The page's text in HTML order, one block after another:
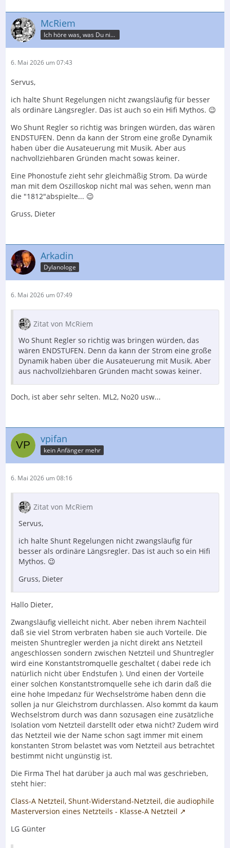
McRiem
Ich höre was, was Du nicht misst.
6. Mai 2026 um 07:43
Servus,
ich halte Shunt Regelungen nicht zwangsläufig für besser
als ordinäre Längsregler. Das ist auch so ein Hifi Mythos. 😉
Wo Shunt Regler so richtig was bringen würden, das wären
ENDSTUFEN. Denn da kann der Strom eine große Dynamik
haben über die Ausateuerung mit Musik. Aber aus
nachvollziehbaren Gründen macht sowas keiner.
Eine Phonostufe zieht sehr gleichmäßig Strom. Da würde
man mit dem Oszilloskop nicht mal was sehen, wenn man
die "1812"abspielte... 😉
Gruss, Dieter
Arkadin
Dylanologe
6. Mai 2026 um 07:49
Zitat von McRiem
Wo Shunt Regler so richtig was bringen würden, das
wären ENDSTUFEN. Denn da kann der Strom eine große
Dynamik haben über die Ausateuerung mit Musik. Aber
aus nachvollziehbaren Gründen macht sowas keiner.
Doch, ist aber sehr selten. ML2, No20 usw...
vpifan
kein Anfänger mehr
6. Mai 2026 um 08:16
Zitat von McRiem
Servus,
ich halte Shunt Regelungen nicht zwangsläufig für
besser als ordinäre Längsregler. Das ist auch so ein Hifi
Mythos. 😉
Gruss, Dieter
Hallo Dieter,
Zwangsläufig vielleicht nicht. Aber neben ihrem Nachteil
daß sie viel Strom verbraten haben sie auch Vorteile. Die
meisten Shuntregler werden ja nicht direkt ans Netzteil
angeschlossen sondern zwischen Netzteil und Shuntregler
wird eine Konstantstromquelle geschaltet ( dabei rede ich
natürlich nicht über Endstufen ). Und einen der Vorteile
einer solchen Konstantstromquelle sehe ich darin daß die
eine hohe Impedanz für Wechselströme haben denn die
sollen ja nur Gleichstrom durchlassen. Also kommt da kaum
Wechselstrom durch was dann sozusagen eine zusätzliche
Isolation vom Netzteil darstellt oder etwa nicht? Zudem wird
das Netzteil wie der Name schon sagt immer mit einem
konstanten Strom belastet was vom Netzteil aus betrachtet
bestimmt nicht ungünstig ist.
Die Firma Thel hat darüber ja auch mal was geschrieben,
steht hier:
Class-A Netzteil, Shunt-Widerstand-Netzteil, die audiophile
Masterversion eines Netzteils - Klasse-A Netzteil
LG Günter